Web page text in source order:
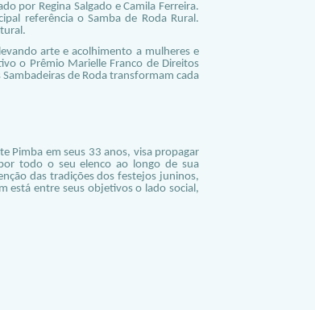
por Regina Salgado e Camila Ferreira.
referência o Samba de Roda Rural.
arte e acolhimento a mulheres e
o Prêmio Marielle Franco de Direitos
de Roda transformam cada
Pimba em seus 33 anos, visa propagar
todo o seu elenco ao longo de sua
das tradições dos festejos juninos,
está entre seus objetivos o lado social,